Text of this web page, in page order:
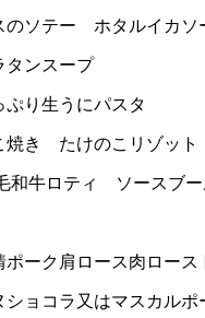
のソテー ホタルイカソ
タンスープ
ぷり生うにパスタ
焼き たけのこリゾット
和牛ロティ ソースブー
ポーク肩ロース肉ロー
ショコラ又はマスカルポ